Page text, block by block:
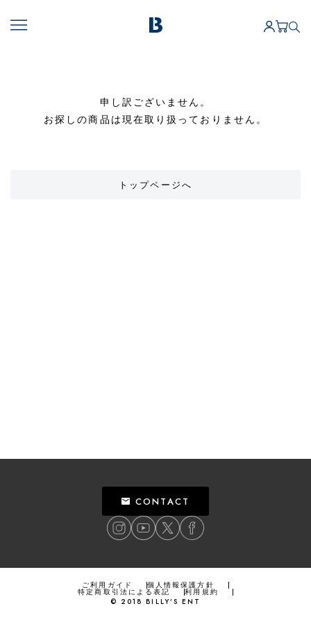
申し訳ございません。
お探しの商品は現在取り扱っておりません。
トップページへ
CONTACT
ご利用ガイド 個人情報保護方針
特定商取引法による表記
利用規約
© 2018 BILLY’S ENT